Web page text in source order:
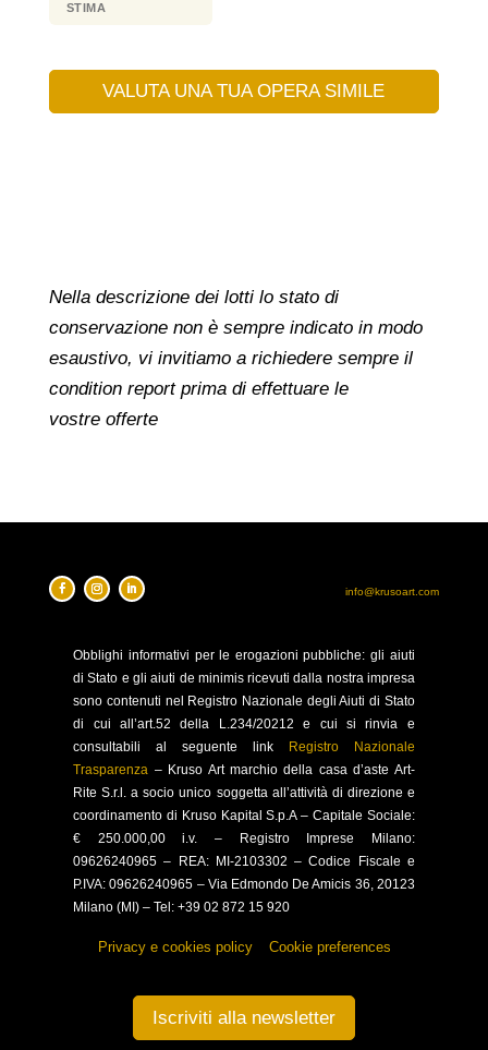
STIMA
VALUTA UNA TUA OPERA SIMILE
Nella descrizione dei lotti lo stato di
conservazione non è sempre indicato in modo
esaustivo, vi invitiamo a richiedere sempre il
condition report prima di effettuare le
vostre offerte
info@krusoart.com
Obblighi informativi per le erogazioni pubbliche: gli aiuti
di Stato e gli aiuti de minimis ricevuti dalla nostra impresa
sono contenuti nel Registro Nazionale degli Aiuti di Stato
di cui all’art.52 della L.234/20212 e cui si rinvia e
consultabili al seguente link
Registro Nazionale
Trasparenza – Kruso Art marchio della casa d’aste Art-
Rite S.r.l. a socio unico soggetta all’attività di direzione e
coordinamento di Kruso Kapital S.p.A – Capitale Sociale:
€ 250.000,00 i.v. – Registro Imprese Milano:
09626240965 –
REA: MI-2103302 – Codice Fiscale e
P.IVA: 09626240965 – Via Edmondo De Amicis 36, 20123
Milano (MI) – Tel: +39 02 872 15 920
Privacy e cookies policy– Cookie preferences
Iscriviti alla newsletter